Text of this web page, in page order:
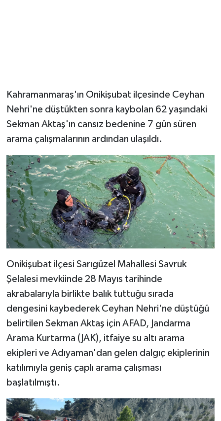
Kahramanmaraş'ın Onikişubat ilçesinde Ceyhan
Nehri'ne düştükten sonra kaybolan 62 yaşındaki
Sekman Aktaş'ın cansız bedenine 7 gün süren
arama çalışmalarının ardından ulaşıldı.
Onikişubat ilçesi Sarıgüzel Mahallesi Savruk
Şelalesi mevkiinde 28 Mayıs tarihinde
akrabalarıyla birlikte balık tuttuğu sırada
dengesini kaybederek Ceyhan Nehri'ne düştüğü
belirtilen Sekman Aktaş için AFAD, Jandarma
Arama Kurtarma (JAK), itfaiye su altı arama
ekipleri ve Adıyaman'dan gelen dalgıç ekiplerinin
katılımıyla geniş çaplı arama çalışması
başlatılmıştı.